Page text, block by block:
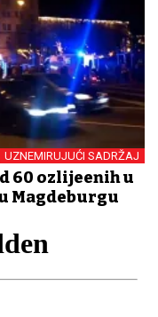
UZNEMIRUJUĆI SADRŽAJ
60 ozlijeđenih u
Magdeburgu